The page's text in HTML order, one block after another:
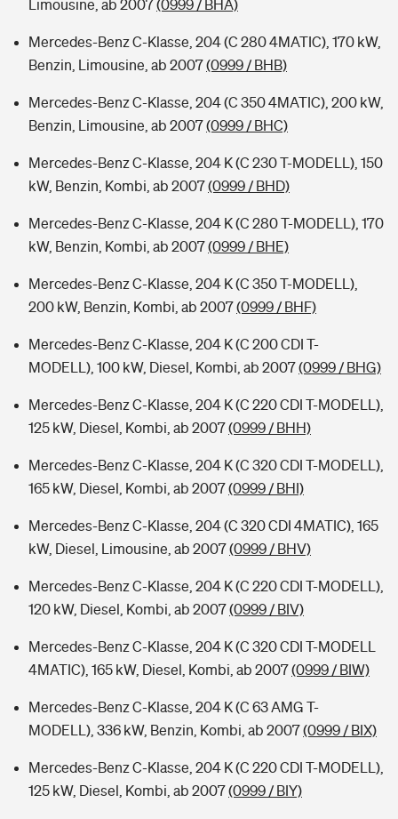
Limousine, ab 2007 (0999 / BHA)
Mercedes-Benz C-Klasse, 204 (C 280 4MATIC), 170 kW,
Benzin, Limousine, ab 2007(0999 / BHB)
Mercedes-Benz C-Klasse, 204 (C 350 4MATIC), 200 kW,
Benzin, Limousine, ab 2007(0999 / BHC)
Mercedes-Benz C-Klasse, 204 K (C 230 T-MODELL), 150
kW, Benzin, Kombi, ab 2007(0999 / BHD)
Mercedes-Benz C-Klasse, 204 K (C 280 T-MODELL), 170
kW, Benzin, Kombi, ab 2007(0999 / BHE)
Mercedes-Benz C-Klasse, 204 K (C 350 T-MODELL),
200 kW, Benzin, Kombi, ab 2007(0999 / BHF)
Mercedes-Benz C-Klasse, 204 K (C 200 CDI T-
MODELL), 100 kW, Diesel, Kombi, ab 2007(0999 / BHG)
Mercedes-Benz C-Klasse, 204 K (C 220 CDI T-MODELL),
125 kW, Diesel, Kombi, ab 2007(0999 / BHH)
Mercedes-Benz C-Klasse, 204 K (C 320 CDI T-MODELL),
165 kW, Diesel, Kombi, ab 2007(0999 / BHI)
Mercedes-Benz C-Klasse, 204 (C 320 CDI 4MATIC), 165
kW, Diesel, Limousine, ab 2007(0999 / BHV)
Mercedes-Benz C-Klasse, 204 K (C 220 CDI T-MODELL),
120 kW, Diesel, Kombi, ab 2007(0999 / BIV)
Mercedes-Benz C-Klasse, 204 K (C 320 CDI T-MODELL
4MATIC), 165 kW, Diesel, Kombi, ab 2007(0999 / BIW)
Mercedes-Benz C-Klasse, 204 K (C 63 AMG T-
MODELL), 336 kW, Benzin, Kombi, ab 2007(0999 / BIX)
Mercedes-Benz C-Klasse, 204 K (C 220 CDI T-MODELL),
125 kW, Diesel, Kombi, ab 2007(0999 / BIY)